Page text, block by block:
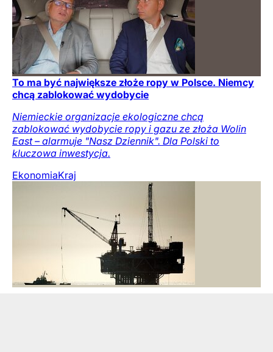
To ma być największe złoże ropy w Polsce. Niemcy
chcą zablokować wydobycie
Niemieckie organizacje ekologiczne chcą
zablokować wydobycie ropy i gazu ze złoża Wolin
East – alarmuje "Nasz Dziennik". Dla Polski to
kluczowa inwestycja.
EkonomiaKraj